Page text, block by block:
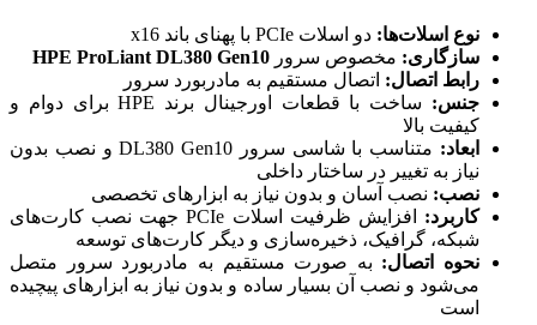
نوع اسلات‌ها: دو اسلات PCIe با پهنای باند x16
سازگاری: مخصوص سرور
رابط اتصال: اتصال مستقیم به مادربورد سرور
جنس:
ساخت با قطعات اورجینال برند HPE برای دوام و
کیفیت بالا
ابعاد:
متناسب با شاسی سرور DL380 Gen10 و نصب بدون
نیاز به تغییر در ساختار داخلی
نصب: نصب آسان و بدون نیاز به ابزارهای تخصصی
کاربرد:
افزایش ظرفیت اسلات PCIe جهت نصب کارت‌های
شبکه، گرافیک، ذخیره‌سازی و دیگر کارت‌های توسعه
نحوه اتصال: به صورت مستقیم به مادربورد سرور متصل
می‌شود و نصب آن بسیار ساده و بدون نیاز به ابزارهای پیچیده
است